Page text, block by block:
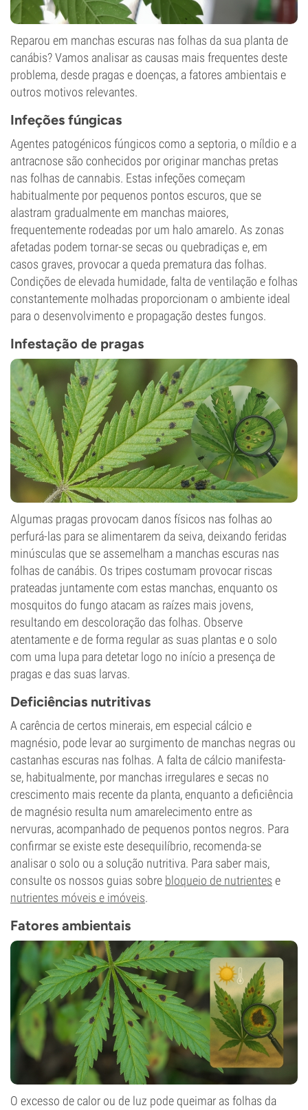
Reparou em manchas escuras nas folhas da sua planta de
canábis? Vamos analisar as causas mais frequentes deste
problema, desde pragas e doenças, a fatores ambientais e
outros motivos relevantes.
Infeções fúngicas
Agentes patogénicos fúngicos como a septoria, o míldio e a
antracnose são conhecidos por originar manchas pretas
nas folhas de cannabis. Estas infeções começam
habitualmente por pequenos pontos escuros, que se
alastram gradualmente em manchas maiores,
frequentemente rodeadas por um halo amarelo. As zonas
afetadas podem tornar-se secas ou quebradiças e, em
casos graves, provocar a queda prematura das folhas.
Condições de elevada humidade, falta de ventilação e folhas
constantemente molhadas proporcionam o ambiente ideal
para o desenvolvimento e propagação destes fungos.
Infestação de pragas
Algumas pragas provocam danos físicos nas folhas ao
perfurá-las para se alimentarem da seiva, deixando feridas
minúsculas que se assemelham a manchas escuras nas
folhas de canábis. Os tripes costumam provocar riscas
prateadas juntamente com estas manchas, enquanto os
mosquitos do fungo atacam as raízes mais jovens,
resultando em descoloração das folhas. Observe
atentamente e de forma regular as suas plantas e o solo
com uma lupa para detetar logo no início a presença de
pragas e das suas larvas.
Deficiências nutritivas
A carência de certos minerais, em especial cálcio e
magnésio, pode levar ao surgimento de manchas negras ou
castanhas escuras nas folhas. A falta de cálcio manifesta-
se, habitualmente, por manchas irregulares e secas no
crescimento mais recente da planta, enquanto a deficiência
de magnésio resulta num amarelecimento entre as
nervuras, acompanhado de pequenos pontos negros. Para
confirmar se existe este desequilíbrio, recomenda-se
analisar o solo ou a solução nutritiva. Para saber mais,
consulte os nossos guias sobre bloqueio de nutrientes e
nutrientes móveis e imóveis.
Fatores ambientais
O excesso de calor ou de luz pode queimar as folhas da